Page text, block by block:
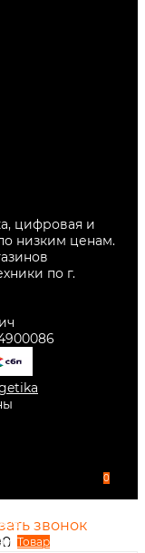
цифровая и
низким ценам.
по г.
Товар
0
звонок